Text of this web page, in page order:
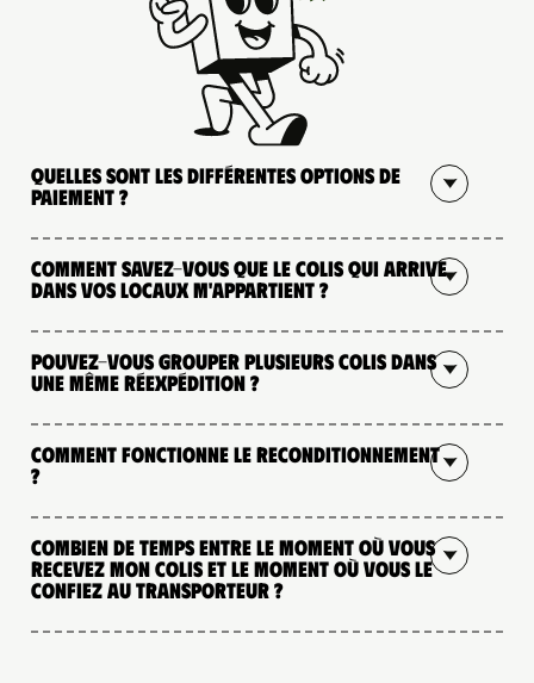
Quelles sont les différentes options de
paiement ?
Comment savez-vous que le colis qui arrive
dans vos locaux m'appartient ?
Pouvez-vous grouper plusieurs colis dans
une même réexpédition ?
Comment fonctionne le reconditionnement
?
Combien de temps entre le moment où vous
recevez mon colis et le moment où vous le
confiez au transporteur ?